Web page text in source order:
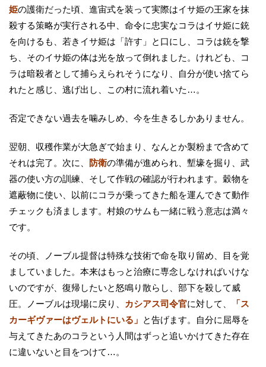
姫の護衛だった頃、進宙式を装って実際はイサ姫の王家を抹
殺する策略が実行される中、命令に忠実なコラはイサ姫に銃
を向けるも、若きイサ姫は「許す」と口にし、コラは銃を撃
ち、そのイサ姫の体は光を放って倒れました。けれども、コ
ラは暗殺者として捕らえられそうになり、自分が使い捨てら
れたと感じ、逃げ出し、この村に流れ着いた…。
否定できない過去を噛みしめ、今を生きるしかありません。
翌朝、収穫作業が大急ぎで始まり、なんとか製粉まで含めて
それは完了。次に、
防衛の準備が進められ、塹壕を掘り、武
器の使い方の訓練、そして作戦の確認が行われます。穀物を
遮蔽物に使い、以前にコラが乗ってきた船を運んできて動作
チェックも済まします。村娘のサムも一緒に戦う意志は満々
です。
その頃、ノーブル提督は特殊な技術で命を取り留め、目を覚
ましていました。本来はもっと治療に専念しなければいけな
いのですが、復帰したいと怒鳴り散らし、部下を殺して威
圧。ノーブルは現場に戻り、
カシアス司令官に対して、
「ス
カーギヴァーはヴェルトにいる」 と告げます。自分に屈辱を
与えてきたあのコラという人間はずっと追いかけてきた存在
に違いないと目をつけて…。